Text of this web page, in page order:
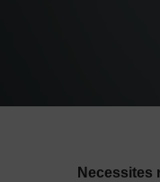
Necessites